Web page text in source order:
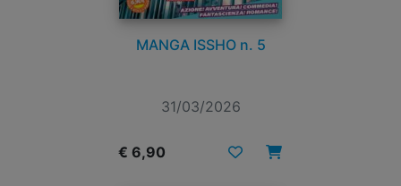
MANGA ISSHO n. 5
31/03/2026
€ 6,90